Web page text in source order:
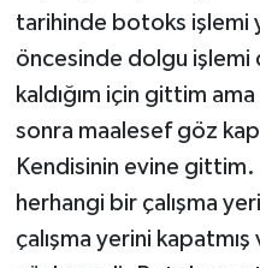
tarihinde botoks işlemi
öncesinde dolgu işlemi
kaldığım için gittim
sonra maalesef göz
Kendisinin evine
herhangi bir çalışma
çalışma yerini